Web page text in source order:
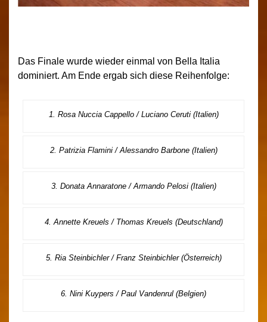
Das Finale wurde wieder einmal von Bella Italia
dominiert. Am Ende ergab sich diese Reihenfolge:
1. Rosa Nuccia Cappello / Luciano Ceruti (Italien)
2. Patrizia Flamini / Alessandro Barbone (Italien)
3. Donata Annaratone / Armando Pelosi (Italien)
4. Annette Kreuels / Thomas Kreuels (Deutschland)
5. Ria Steinbichler / Franz Steinbichler (Österreich)
6. Nini Kuypers / Paul Vandenrul (Belgien)